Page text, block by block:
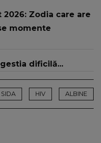
Zodia care are
momente
dificilă...
SIDA HIV ALBINE